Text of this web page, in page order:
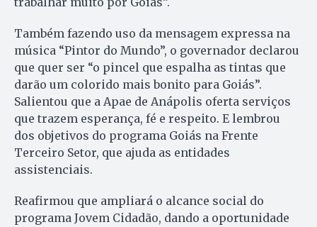
Também fazendo uso da mensagem expressa na
música “Pintor do Mundo”, o governador declarou
que quer ser “o pincel que espalha as tintas que
darão um colorido mais bonito para Goiás”.
Salientou que a Apae de Anápolis oferta serviços
que trazem esperança, fé e respeito. E lembrou
dos objetivos do programa Goiás na Frente
Terceiro Setor, que ajuda as entidades
assistenciais.
Reafirmou que ampliará o alcance social do
programa Jovem Cidadão, dando a oportunidade